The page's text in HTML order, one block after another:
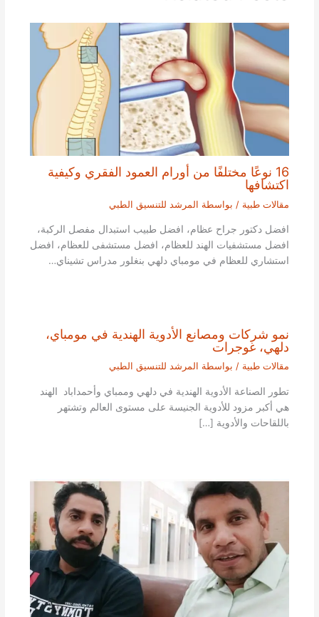
16 نوعًا مختلفًا من أورام العمود الفقري وكيفية
اكتشافها
مقالات طبية / بواسطة المرشد للتنسيق الطبي
افضل دكتور جراح عظام، افضل طبيب استبدال مفصل الركبة،
افضل مستشفيات الهند للعظام، افضل مستشفى للعظام، افضل
استشاري للعظام في مومباي دلهي بنغلور مدراس تشيناي…
نمو شركات ومصانع الأدوية الهندية في مومباي،
دلهي، غوجرات
مقالات طبية / بواسطة المرشد للتنسيق الطبي
تطور الصناعة الأدوية الهندية في دلهي وممباي وأحمداباد الهند
هي أكبر مزود للأدوية الجنيسة على مستوى العالم وتشتهر
باللقاحات والأدوية […]